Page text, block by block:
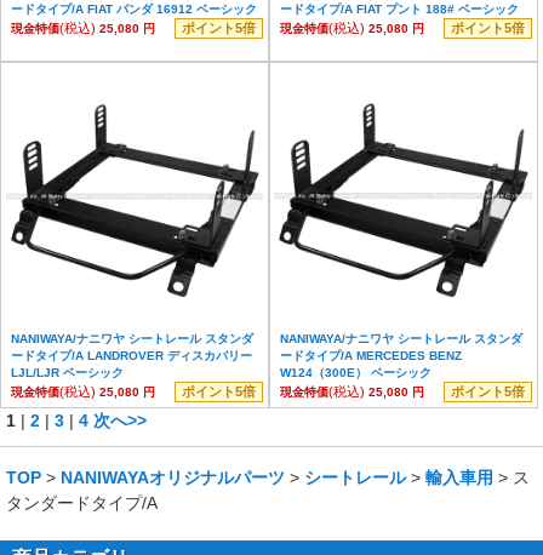
ードタイプ/A FIAT パンダ 16912 ベーシック
現金特価(税込) 25,080 円 ポイント5倍
ードタイプ/A FIAT プント 188# ベーシック
現金特価(税込) 25,080 円 ポイント5倍
NANIWAYA/ナニワヤ シートレール スタンダ
ードタイプ/A LANDROVER ディスカバリー
LJL/LJR ベーシック
現金特価(税込) 25,080 円 ポイント5倍
NANIWAYA/ナニワヤ シートレール スタンダ
ードタイプ/A MERCEDES BENZ
W124（300E） ベーシック
現金特価(税込) 25,080 円 ポイント5倍
1 | 2 | 3 | 4 次へ>>
TOP > NANIWAYAオリジナルパーツ > シートレール> 輸入車用 > ス
タンダードタイプ/A